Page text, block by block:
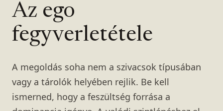
Az ego
fegyverletétele
A megoldás soha nem a szivacsok típusában
vagy a tárolók helyében rejlik. Be kell
ismerned, hogy a feszültség forrása a